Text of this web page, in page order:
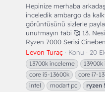
Hepinize merhaba
inceledik ambargo da
görüntüsünü sizlerle
unutmayın tabi 🥰 13.
Ryzen 7000 Serisi
Levon Turaç
Konu 20
13700k inceleme
core i5-13600k
core i7-
intel
modart pc ryzen